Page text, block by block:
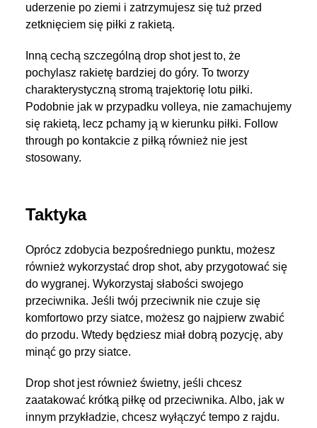
uderzenie po ziemi i zatrzymujesz się tuż przed
zetknięciem się piłki z rakietą.
Inną cechą szczególną drop shot jest to, że
pochylasz rakietę bardziej do góry. To tworzy
charakterystyczną stromą trajektorię lotu piłki.
Podobnie jak w przypadku volleya, nie zamachujemy
się rakietą, lecz pchamy ją w kierunku piłki. Follow
through po kontakcie z piłką również nie jest
stosowany.
Taktyka
Oprócz zdobycia bezpośredniego punktu, możesz
również wykorzystać drop shot, aby przygotować się
do wygranej. Wykorzystaj słabości swojego
przeciwnika. Jeśli twój przeciwnik nie czuje się
komfortowo przy siatce, możesz go najpierw zwabić
do przodu. Wtedy będziesz miał dobrą pozycję, aby
minąć go przy siatce.
Drop shot jest również świetny, jeśli chcesz
zaatakować krótką piłkę od przeciwnika. Albo, jak w
innym przykładzie, chcesz wyłączyć tempo z rajdu.